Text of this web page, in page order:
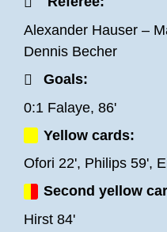
nicht im Kader.
und Onur Ünlücifci
begann verhalten, in
die Bornheimer das
Lukas Hupfauf nach
Müller stellte aber
des Hessenligisten
Distanzschuss Tolga
zu überwinden
Alexander Hauser –
Dennis Becher
Goals:
0:1 Falaye, 86'
Yellow cards:
Ofori 22', Philips 59',
Second yellow
Hirst 84'